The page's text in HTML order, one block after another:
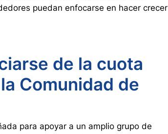
puedan enfocarse en hacer crecer
de la cuota
Comunidad de
para apoyar a un amplio grupo de